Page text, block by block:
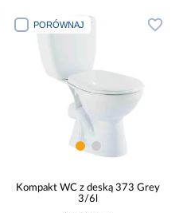
PORÓWNAJ
Kompakt WC z deską 373 Grey
3/6l